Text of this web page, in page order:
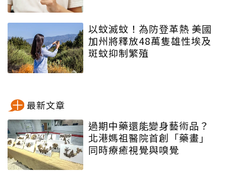
以蚊滅蚊！為防登革熱 美國
加州將釋放48萬隻雄性埃及
斑蚊抑制繁殖
最新文章
過期中藥還能變身藝術品？
北港媽祖醫院首創「藥畫」
同時療癒視覺與嗅覺